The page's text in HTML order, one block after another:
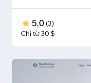
5,0 (3)
Chỉ từ 30 $